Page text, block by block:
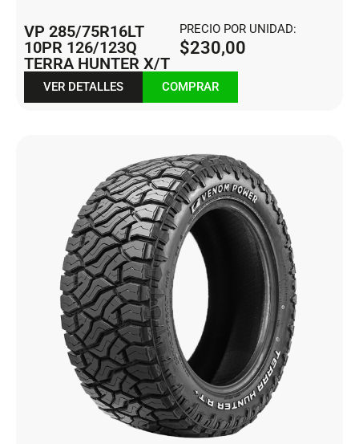
VP 285/75R16LT
10PR 126/123Q
TERRA HUNTER X/T
PRECIO POR UNIDAD:
$230,00
VER DETALLES COMPRAR